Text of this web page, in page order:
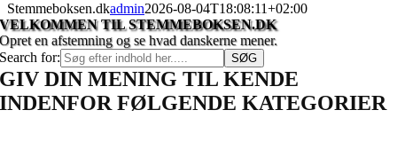
Stemmeboksen.dkadmin2026-08-04T18:08:11+02:00
VELKOMMEN TIL STEMMEBOKSEN.DK
Opret en afstemning og se hvad danskerne mener.
Search for:
GIV DIN MENING TIL KENDE
INDENFOR FØLGENDE KATEGORIER